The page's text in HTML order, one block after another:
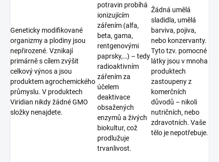
Geneticky modifikované
organizmy a plodiny jsou
nepřirozené. Vznikají
primárně s cílem zvýšit
celkový výnos a jsou
produktem agrochemického
průmyslu. V produktech
Viridian nikdy žádné GMO
složky nenajdete.
potravin probíhá
ionizujícím
zářením (alfa,
beta, gama,
rentgenovými
paprsky,…) – tedy
radioaktivním
zářením za
účelem
deaktivace
obsažených
enzymů a živých
biokultur, což
prodlužuje
trvanlivost.
Žádná umělá
sladidla, umělá
barviva, pojiva,
nebo konzervanty.
Tyto tzv. pomocné
látky jsou v mnoha
produktech
zastoupeny z
komerčních
důvodů – nikoli
nutričních, nebo
zdravotních. Vaše
tělo je nepotřebuje.